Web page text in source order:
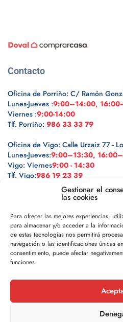
Gestionar el
las cookies
Para ofrecer las mejores experiencias,
para almacenar y/o acceder a la
de estas tecnologías nos permitirá
navegación o las identificaciones únicas
consentimiento, puede afectar
funciones.
Contacto
Oficina de Porriño: C/ Ramón
Lunes-Jueves :9:00–14:00,
Viernes :9:00-14:00
Tlf. Porriño: 986 33 33 79
Oficina de Vigo: Calle Urzaiz 77 -
Lunes-Jueves:9:00–13:30,
Vigo: Viernes9:00 - 14:30
Tlf. Vigo:986 19 23 39
Legal
Política de privacidad